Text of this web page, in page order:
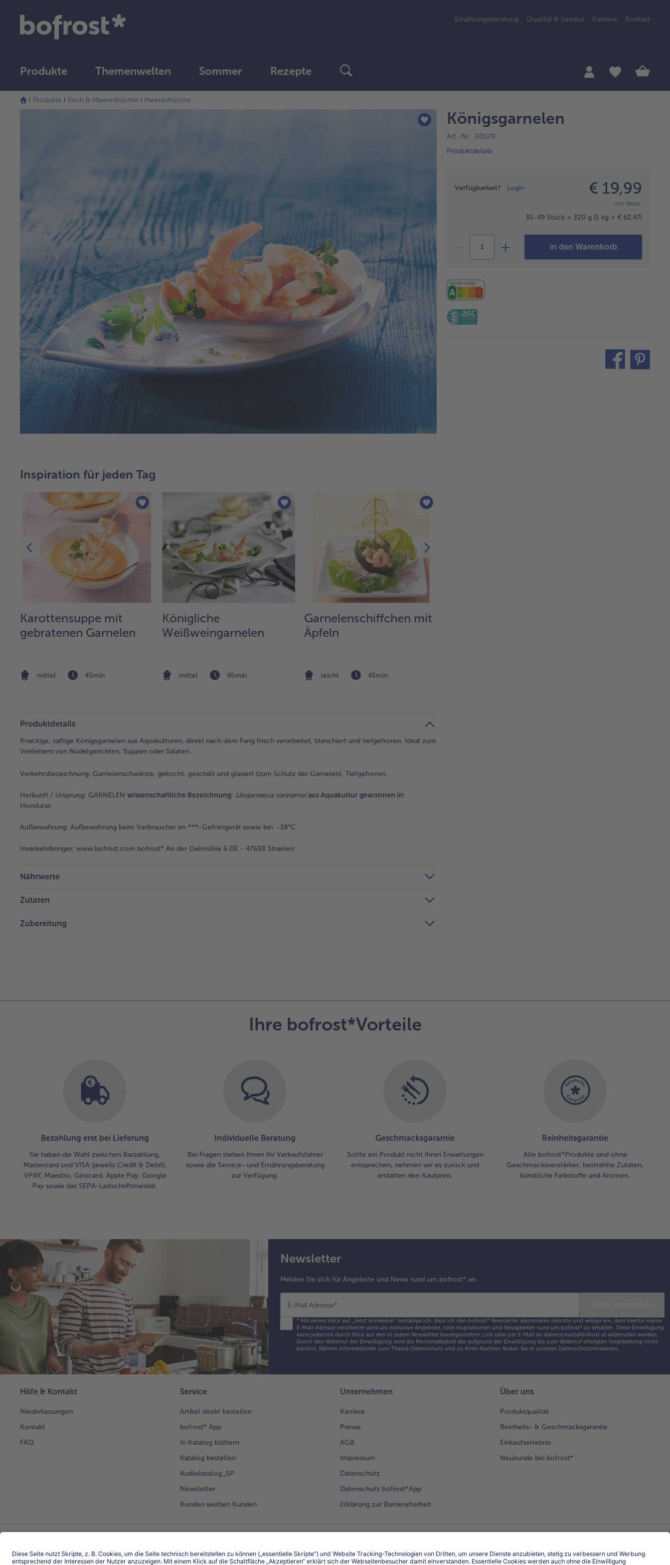
Ernährungsberatung Qualität & Service Karriere Kontakt
Produkte Themenwelten Sommer Rezepte
Produkte Fisch & Meeresfrüchte Meeresfrüchte
Königsgarnelen
Art.-Nr. 00579
Produktdetails
Verfügbarkeit? Login € 19,99
inkl. MwSt.
35-49 Stück = 320 g (1 kg = € 62,47)
in den Warenkorb
teilen
Inspiration für jeden Tag
Karottensuppe mit
gebratenen Garnelen
mittel 45min
Königliche
Weißweingarnelen
mittel 45min
Garnelenschiffchen mit
Äpfeln
leicht 45min
Produktdetails
Knackige, saftige Königsgarnelen aus Aquakulturen, direkt nach dem Fang frisch verarbeitet, blanchiert und tiefgefroren. Ideal zum
Verfeinern von Nudelgerichten, Suppen oder Salaten.
Verkehrsbezeichnung: Garnelenschwänze, gekocht, geschält und glasiert (zum Schutz der Garnelen). Tiefgefroren.
Herkunft / Ursprung: GARNELEN wissenschaftliche Bezeichnung: Litopenaeus vannamei aus Aquakultur gewonnen in:
Honduras
Aufbewahrung: Aufbewahrung beim Verbraucher im ***-Gefriergerät sowie bei -18°C
Inverkehrbringer: www.bofrost.com bofrost* An der Oelmühle 6 DE - 47638 Straelen
Nährwerte
Zutaten
Zubereitung
Ihre bofrost*Vorteile
Bezahlung erst bei Lieferung
Sie haben die Wahl zwischen Barzahlung,
Mastercard und VISA (jeweils Credit & Debit),
VPAY, Maestro, Girocard, Apple Pay, Google
Pay sowie das SEPA-Lastschriftmandat.
Individuelle Beratung
Bei Fragen stehen Ihnen Ihr Verkaufsfahrer
sowie die Service- und Ernährungsberatung
zur Verfügung.
Geschmacksgarantie
Sollte ein Produkt nicht Ihren Erwartungen
entsprechen, nehmen wir es zurück und
erstatten den Kaufpreis.
Reinheitsgarantie
Alle bofrost*Produkte sind ohne
Geschmacksverstärker, bestrahlte Zutaten,
künstliche Farbstoffe und Aromen.
Newsletter
Melden Sie sich für Angebote und News rund um bofrost* an.
E-Mail Adresse*
*Mit einem Klick auf „Jetzt anmelden" bestätige ich, dass ich den bofrost* Newsletter abonnieren möchte und willige ein, dass hierfür meine
E-Mail-Adresse verarbeitet wird um exklusive Angebote, tolle Inspirationen und Neuigkeiten rund um bofrost* zu erhalten. Diese Einwilligung
kann jederzeit durch Klick auf den in jedem Newsletter bereitgestellten Link oder per E-Mail an datenschutz@bofrost.at widerrufen werden.
Durch den Widerruf der Einwilligung wird die Rechtmäßigkeit der aufgrund der Einwilligung bis zum Widerruf erfolgten Verarbeitung nicht
berührt. Nähere Informationen zum Thema Datenschutz und zu Ihren Rechten finden Sie in unseren Datenschutzhinweisen.
Hilfe & Kontakt
Niederlassungen
Kontakt
FAQ
Service
Artikel direkt bestellen
bofrost* App
In Katalog blättern
Katalog bestellen
Audiokatalog_SP
Newsletter
Kunden werben Kunden
Unternehmen
Karriere
Presse
AGB
Impressum
Datenschutz
Datenschutz bofrost*App
Erklärung zur Barrierefreiheit
Über uns
Produktqualität
Reinheits- & Geschmacksgarantie
Einkaufserlebnis
Neukunde bei bofrost*
Land / Sprache wählen